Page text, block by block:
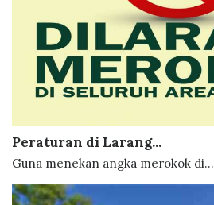
Peraturan di Larang...
Guna menekan angka merokok di...